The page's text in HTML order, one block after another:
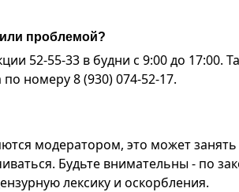
проблемой?
52-55-33 в будни с 9:00 до 17:00.
номеру 8 (930) 074-52-17.
модератором, это может
Будьте внимательны - по
лексику и оскорбления.